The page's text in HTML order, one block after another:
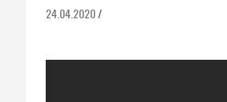
24.04.2020